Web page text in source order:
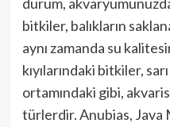
durum,
bitkiler, balıkların
aynı zamanda su
kıyılarındaki bitkiler,
ortamındaki gibi,
türlerdir. Anubias, Java